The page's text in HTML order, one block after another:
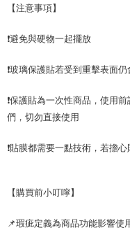
【注意事項】
❗避免與硬物一起擺放
❗玻璃保護貼若受到重擊表面
❗保護貼為一次性商品，使用
們，切勿直接使用
❗貼膜都需要一點技術，若擔
【購買前小叮嚀】
📌瑕疵定義為商品功能影響